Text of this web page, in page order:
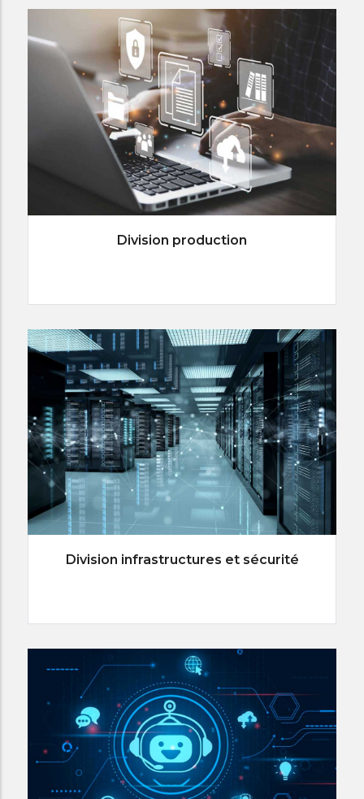
Division production
Division infrastructures et sécurité